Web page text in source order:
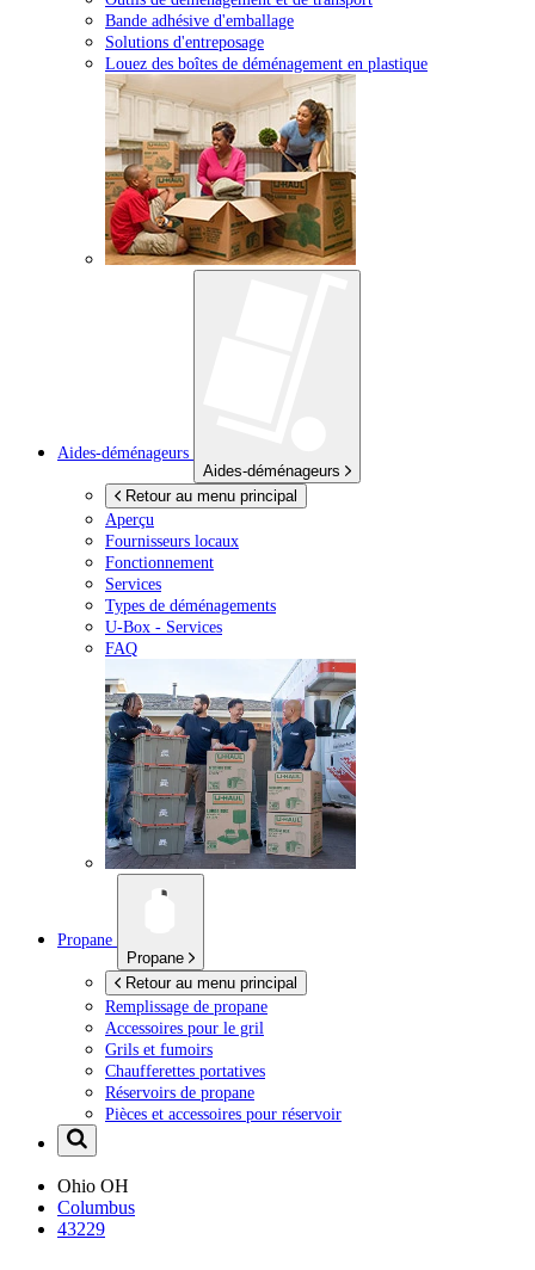
Bande adhésive d'emballage
Solutions d'entreposage
Louez des boîtes de déménagement en plastique
Aides-déménageurs
Aides-déménageurs
Retour au menu principal
Aperçu
Fournisseurs locaux
Fonctionnement
Services
Types de déménagements
U-Box - Services
FAQ
Propane
Propane
Retour au menu principal
Remplissage de propane
Accessoires pour le gril
Grils et fumoirs
Chaufferettes portatives
Réservoirs de propane
Pièces et accessoires pour réservoir
Ohio OH
Columbus
43229